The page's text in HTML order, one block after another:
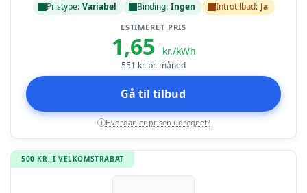
Pristype: Variabel Binding: Ingen Introtilbud: Ja
ESTIMERET PRIS
1,65 kr./kWh
551 kr. pr. måned
Gå til tilbud
i Hvordan er prisen udregnet?
500 KR. I VELKOMSTRABAT